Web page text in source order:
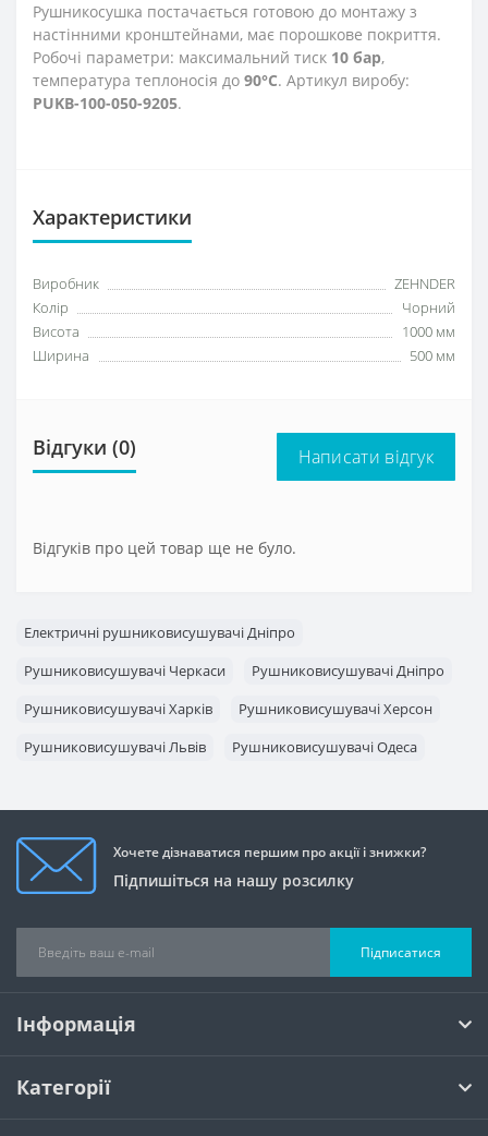
Рушникосушка постачається готовою до монтажу з
настінними кронштейнами, має порошкове покриття.
Робочі параметри: максимальний тиск 10 бар,
температура теплоносія до 90°C. Артикул виробу:
PUKB-100-050-9205.
Характеристики
Виробник
ZEHNDER
Колір
Чорний
Висота
1000 мм
Ширина
500 мм
Відгуки (0) Написати відгук
Відгуків про цей товар ще не було.
Електричні рушниковисушувачі Дніпро
Рушниковисушувачі Черкаси
Рушниковисушувачі Дніпро
Рушниковисушувачі Харків
Рушниковисушувачі Херсон
Рушниковисушувачі Львів
Рушниковисушувачі Одеса
Хочете дізнаватися першим про акції і знижки?
Підпишіться на нашу розсилку
Підписатися
Інформація
Категорії